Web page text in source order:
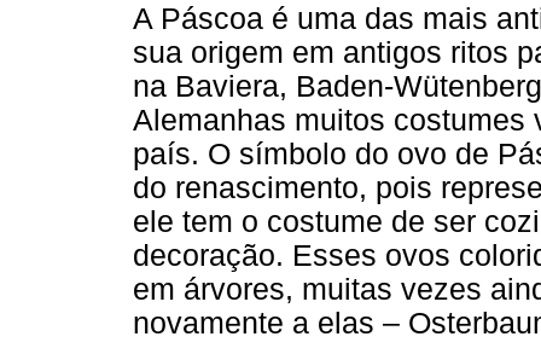
A Páscoa é uma das mais
sua origem em antigos ritos
na Baviera, Baden-
Alemanhas muitos costumes
país. O símbolo do ovo de
do renascimento, pois
ele tem o costume de ser
decoração. Esses ovos
em árvores, muitas vezes
novamente a elas –